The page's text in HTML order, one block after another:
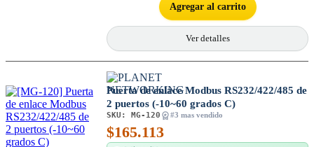
Agregar al carrito
Ver detalles
Puerta de enlace Modbus RS232/422/485 de
2 puertos (-10~60 grados C)
SKU: MG-120 #3 mas vendido
$165.113